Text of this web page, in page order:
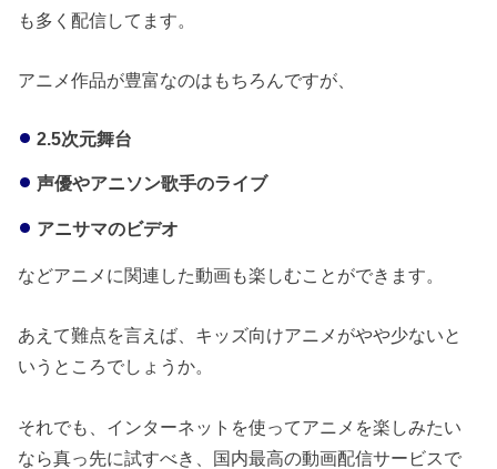
も多く配信してます。
アニメ作品が豊富なのはもちろんですが、
2.5次元舞台
声優やアニソン歌手のライブ
アニサマのビデオ
などアニメに関連した動画も楽しむことができます。
あえて難点を言えば、キッズ向けアニメがやや少ないと
いうところでしょうか。
それでも、インターネットを使ってアニメを楽しみたい
なら真っ先に試すべき、国内最高の動画配信サービスで